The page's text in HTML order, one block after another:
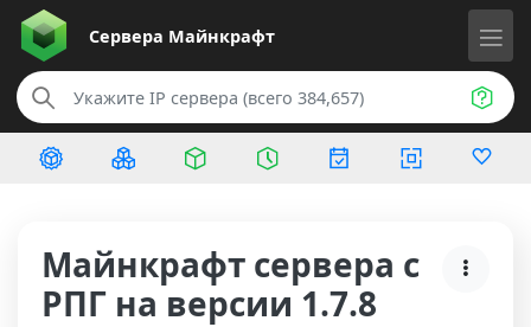
Сервера Майнкрафт
Майнкрафт сервера с
РПГ на версии 1.7.8